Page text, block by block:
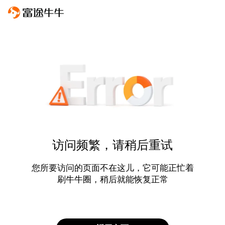
访问频繁，请稍后重试
您所要访问的页面不在这儿，它可能正忙着
刷牛牛圈，稍后就能恢复正常